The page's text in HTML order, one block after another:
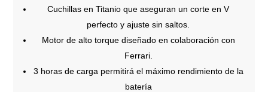
Cuchillas en Titanio que aseguran un corte en V
perfecto y ajuste sin saltos.
Motor de alto torque diseñado en colaboración con
Ferrari.
3 horas de carga permitirá el máximo rendimiento de la
batería